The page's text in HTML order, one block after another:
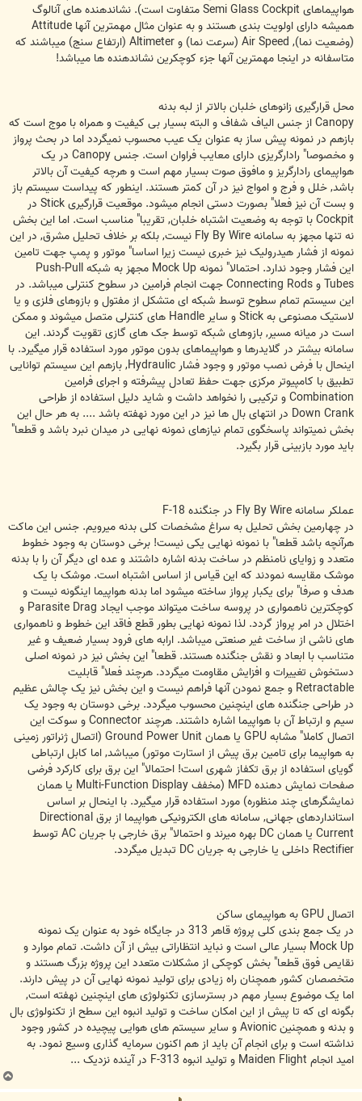
هواپیماهای Semi Glass Cockpit متفاوت است). نشاندهنده های آنالوگ
همیشه دارای اولویت بندی هستند و به عنوان مثال مهمترین آنها Attitude
(وضعیت نما), Air Speed (سرعت نما) و Altimeter (ارتفاع سنج) میباشند که
متاسفانه در اینجا مهمترین آنها جزء کوچکرین نشاندهنده ها میباشد!
محل قرارگیری زانوهای خلبان بالاتر از لبه بدنه
Canopy از جنس الیاف شفاف و البته بسیار بی کیفیت و همراه با موج است که
بازهم در نمونه پیش ساز به عنوان یک عیب محسوب نمیگردد اما در بحث پرواز
و مخصوصا" رادارگریزی دارای معایب فراوان است. جنس Canopy در یک
هواپیمای رادارگریز و مافوق صوت بسیار مهم است و هرچه کیفیت آن بالاتر
باشد, خلل و فرج و امواج نیز در آن کمتر هستند. اینطور که پیداست سیستم باز
و بست آن نیز فعلا" بصورت دستی انجام میشود. موقعیت قرارگیری Stick در
Cockpit با توجه به وضعیت اشتباه خلبان, تقریبا" مناسب است. اما این بخش
نه تنها مجهز به سامانه Fly By Wire نیست, بلکه بر خلاف تحلیل مشرق, در این
نمونه از فشار هیدرولیک نیز خبری نیست زیرا اساسا" موتور و پمپ جهت تامین
این فشار وجود ندارد. احتمالا" نمونه Mock Up مجهز به شبکه Push-Pull
Tubes و Connecting Rods جهت انجام فرامین در سطوح کنترلی میباشد. در
این سیستم تمام سطوح توسط شبکه ای متشکل از مفتول و بازوهای فلزی و یا
لاستیک مصنوعی به Stick و سایر Handle های کنترلی متصل میشوند و ممکن
است در میانه مسیر, بازوهای شبکه توسط جک های گازی تقویت گردند. این
سامانه بیشتر در گلایدرها و هواپیماهای بدون موتور مورد استفاده قرار میگیرد. با
اینحال با فرض نصب موتور و وجود فشار Hydraulic, بازهم این سیستم توانایی
تطبیق با کامپیوتر مرکزی جهت حفظ تعادل پیشرفته و اجرای فرامین
Combination و ترکیبی را نخواهد داشت و شاید دلیل استفاده از طراحی
Down Crank در انتهای بال ها نیز در این مورد نهفته باشد .... به هر حال این
بخش نمیتواند پاسخگوی تمام نیازهای نمونه نهایی در میدان نبرد باشد و قطعا"
باید مورد بازبینی قرار بگیرد.
عملکر سامانه Fly By Wire در جنگنده F-18
در چهارمین بخش تحلیل به سراغ مشخصات کلی بدنه میرویم. جنس این ماکت
هرآنچه باشد قطعا" با نمونه نهایی یکی نیست! برخی دوستان به وجود خطوط
متعدد و زوایای نامنظم در ساخت بدنه اشاره داشتند و عده ای دیگر آن را با بدنه
موشک مقایسه نمودند که این قیاس از اساس اشتباه است. موشک با یک
هدف و صرفا" برای یکبار پرواز ساخته میشود اما بدنه هواپیما اینگونه نیست و
کوچکترین ناهمواری در پروسه ساخت میتواند موجب ایجاد Parasite Drag و
اختلال در امر پرواز گردد. لذا نمونه نهایی بطور قطع فاقد این خطوط و ناهمواری
های ناشی از ساخت غیر صنعتی میباشد. ارابه های فرود بسیار ضعیف و غیر
متناسب با ابعاد و نقش جنگنده هستند. قطعا" این بخش نیز در نمونه اصلی
دستخوش تغییرات و افزایش مقاومت میگردد. هرچند فعلا" قابلیت
Retractable و جمع نمودن آنها فراهم نیست و این بخش نیز یک چالش عظیم
در طراحی جنگنده های اینچنین محسوب میگردد. برخی دوستان به وجود یک
سیم و ارتباط آن با هواپیما اشاره داشتند. هرچند Connector و سوکت این
اتصال کاملا" مشابه GPU یا همان Ground Power Unit (اتصال ژنراتور زمینی
به هواپیما برای تامین برق پیش از استارت موتور) میباشد, اما کابل ارتباطی
گویای استفاده از برق تکفاز شهری است! احتمالا" این برق برای کارکرد فرضی
صفحات نمایش دهنده MFD (مخفف Multi-Function Display یا همان
نمایشگرهای چند منظوره) مورد استفاده قرار میگیرد. با اینحال بر اساس
استانداردهای جهانی, سامانه های الکترونیکی هواپیما از برق Directional
Current یا همان DC بهره میرند و احتمالا" برق خارجی با جریان AC توسط
Rectifier داخلی یا خارجی به جریان DC تبدیل میگردد.
اتصال GPU به هواپیمای ساکن
در یک جمع بندی کلی پروژه قاهر 313 در جایگاه خود به عنوان یک نمونه
Mock Up بسیار عالی است و نباید انتظاراتی بیش از آن داشت. تمام موارد و
نقایص فوق قطعا" بخش کوچکی از مشکلات متعدد این پروژه بزرگ هستند و
متخصصان کشور همچنان راه زیادی برای تولید نمونه نهایی آن در پیش دارند.
اما یک موضوع بسیار مهم در بسترسازی تکنولوژی های اینچنین نهفته است,
بگونه ای که تا پیش از این امکان ساخت و تولید انبوه این سطح از تکنولوژی بال
و بدنه و همچنین Avionic و سایر سیستم های هوایی پیچیده در کشور وجود
نداشته است و برای انجام آن باید از هم اکنون سرمایه گذاری وسیع نمود. به
امید انجام Maiden Flight و تولید انبوه F-313 در آینده نزدیک ...
ب
ا